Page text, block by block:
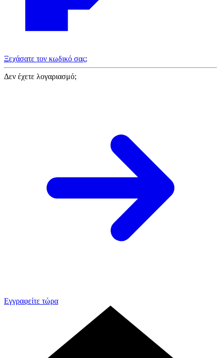
Ξεχάσατε τον κωδικό σας;
Δεν έχετε λογαριασμό;
Εγγραφείτε τώρα